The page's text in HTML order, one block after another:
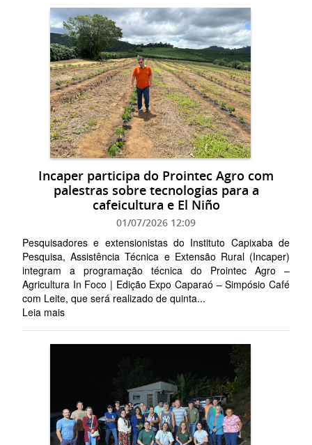
Incaper participa do Prointec Agro com
palestras sobre tecnologias para a
cafeicultura e El Niño
01/07/2026 12:09
Pesquisadores e extensionistas do Instituto Capixaba de
Pesquisa, Assistência Técnica e Extensão Rural (Incaper)
integram a programação técnica do Prointec Agro –
Agricultura In Foco | Edição Expo Caparaó – Simpósio Café
com Leite, que será realizado de quinta...
Leia mais